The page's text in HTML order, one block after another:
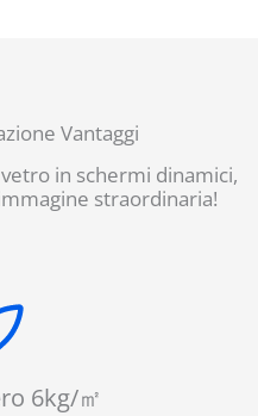
Vantaggi
in schermi dinamici,
straordinaria!
6kg/㎡